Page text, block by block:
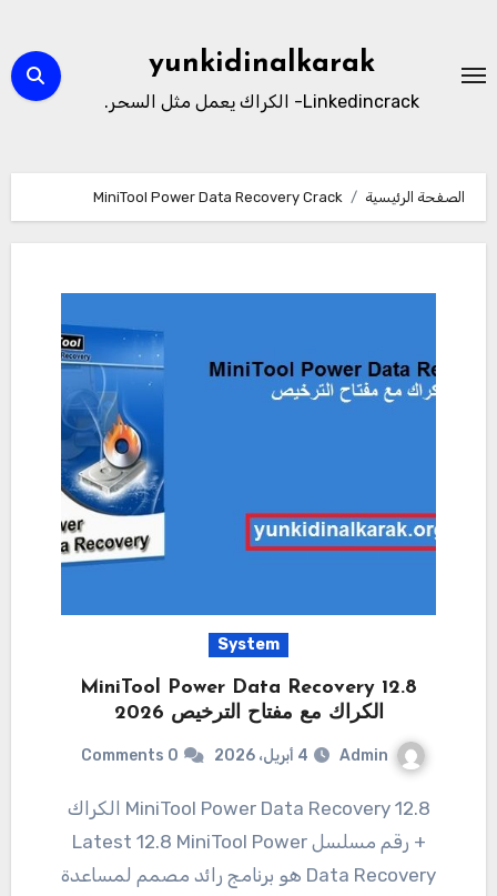
المحتوى
yunkidinalkarak
Linkedincrack- الكراك يعمل مثل السحر.
الصفحة الرئيسية MiniTool Power Data Recovery Crack
System
12.8 MiniTool Power Data Recovery
الكراك مع مفتاح الترخيص 2026
Admin 4 أبريل، 2026 0 Comments
12.8 MiniTool Power Data Recovery الكراك
+ رقم مسلسل Latest 12.8 MiniTool Power
Data Recovery هو برنامج رائد مصمم لمساعدة